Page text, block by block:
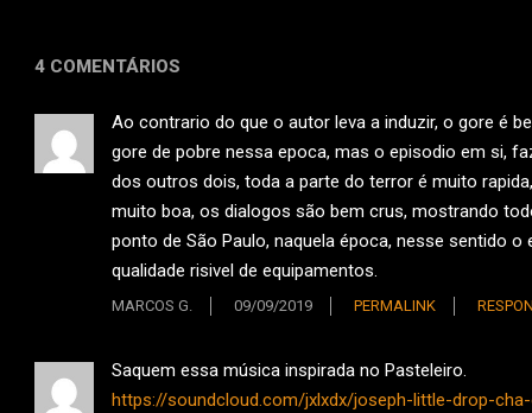
4 COMENTÁRIOS
Ao contrario do que o autor leva a induzir, o gore é
gore de pobre nessa epoca, mas o episodio em si,
dos outros dois, toda a parte do terror é muito
muito boa, os dialogos são bem crus, mostrando
ponto de São Paulo, naquela época, nesse sentido
qualidade risivel de equipamentos.
MARCOS G. 09/09/2019 PERMALINK
Saquem essa música inspirada no Pasteleiro.
https://soundcloud.com/jxlxdx/joseph-little-drop-